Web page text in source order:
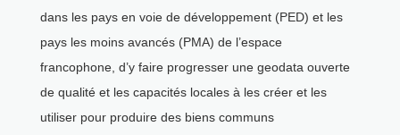
dans les pays en voie de développement (PED) et les
pays les moins avancés (PMA) de l’espace
francophone, d’y faire progresser une geodata ouverte
de qualité et les capacités locales à les créer et les
utiliser pour produire des biens communs